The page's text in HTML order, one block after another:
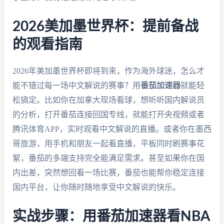
2026美加墨世界杯：提前备战
的观看指南
2026年美加墨世界杯即将到来，作为海外球迷，怎么才
能不错过每一场中文解说的赛事？用番茄加速器就能轻
松搞定。比如你在加拿大现场看球，想听听国内解说员
的分析，打开番茄连接回国专线，就能打开央视频或者
腾讯体育APP，实时观看中文解说的直播。或者你在墨西
哥旅游，用手机和朋友一起看直播，平板同时刷赛事花
絮，番茄的多端支持完全能满足需求。甚至如果你在国
内出差，突然想回看一场比赛，番茄也能帮你稳定连接
国内平台，让你随时随地享受中文解说的快乐。
实战步骤：用番茄加速器看NBA